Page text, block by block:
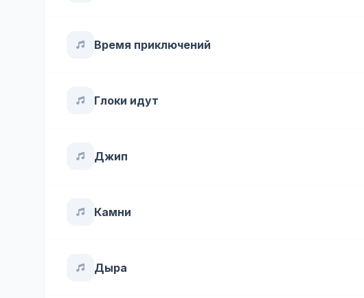
Время приключений
Глоки идут
Джип
Камни
Дыра